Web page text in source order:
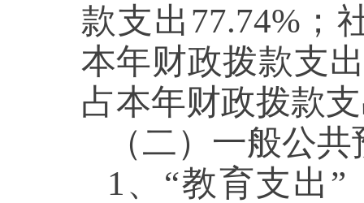
款支出77.74%；
本年财政拨款支
占本年财政拨款
（二）一般公
1、“教育支出”